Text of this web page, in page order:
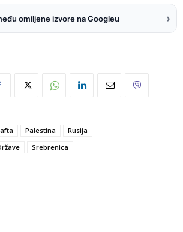
omiljene izvore na Googleu ›
Palestina
Rusija
Srebrenica